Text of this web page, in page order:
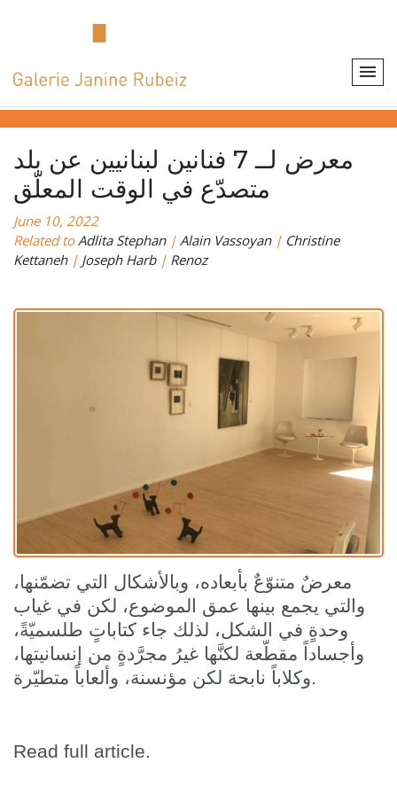
معرض لــ 7 فنانين لبنانيين عن بلد
متصدّع في الوقت المعلّق
June 10, 2022
Related toAdlita Stephan| Alain Vassoyan| Christine
Kettaneh| Joseph Harb| Renoz
معرضٌ متنوّعٌ بأبعاده، وبالأشكال التي تضمّنها،
والتي يجمع بينها عمق الموضوع، لكن في غياب
وحدةٍ في الشكل، لذلك جاء كتاباتٍ طلسميّةً،
وأجساداً مقطّعة لكنَّها غيرُ مجرَّدةٍ من إنسانيتها،
وكلاباً نابحة لكن مؤنسنة، وألعاباً متطيّرة.
Read full article.